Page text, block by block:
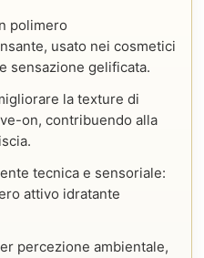
polimero
usato nei cosmetici
sensazione gelificata.
la texture di
on, contribuendo alla
tecnica e sensoriale:
attivo idratante
percezione ambientale,